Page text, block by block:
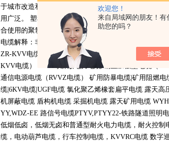
欢迎您！
来自局域网的朋友！有
助您的吗？
于城市改造和建设中地下电力网络铺设用的连接介质
用广泛。 塑料控制电缆全称聚氯乙烯绝缘和护套控制电
合使用的聚氯乙烯绝缘和护套的电缆工作温度为
摄
电缆解释：非标电缆，特种需要的电线电缆产品 非国
ZR-KVV电缆， ZR-VV电缆） 耐火电缆（耐火控制电缆
KVV电缆） VV-P 等屏蔽电力电缆 钢丝加强型电缆（
通信电源电缆（RVVZ电缆） 矿用防暴电缆 矿用阻燃电
缆 |6KV电缆 |UGF电缆 氯化聚乙烯橡套扁平电缆 露天
机屏蔽电缆 盾构机电缆 采掘机电缆 露天矿用电缆
YY,WDZ-EE 路信号电缆PTYV,PTYY22-铁路隧道照明
低烟低卤，低烟无卤和普通型耐火电力电缆，耐火控制
缆，电动葫芦电缆，行车控制电缆， KVVRC电缆 数字